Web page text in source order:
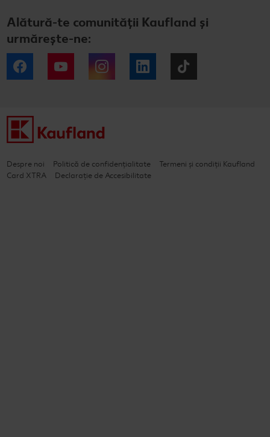
Alătură-te comunității Kaufland și
urmărește-ne:
Facebook YouTube Instagram LinkedIn
Despre noi Politică de confidențialitate
Termeni și condiții Kaufland
Card XTRA
Declarație de Accesibilitate